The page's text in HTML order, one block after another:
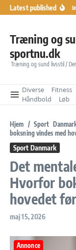
Fortsæt til indhold
Latest published
Træning og
sportnu.dk
Træning og sund livsstil /
Diverse Fitness
Håndbold
Løb
Hjem /Sport
boksning vindes med
Sport Danmark
Det
Hvorfor
hovedet
maj 15, 2026
Annonce